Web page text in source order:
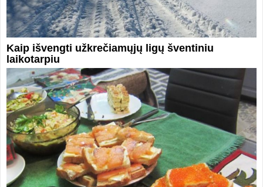
Kaip išvengti užkrečiamųjų ligų šventiniu
laikotarpiu